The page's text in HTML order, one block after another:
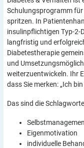
Schulungsprogramm
spritzen. In
insulinpflichtigen Typ-2-
langfristig und
Diabetestherapie
und
weiterzuentwickeln. Ihr
dass Sie merken: „Ich
Das sind die
Eigenmotivation
individuelle